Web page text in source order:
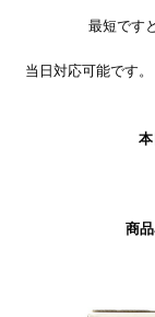
最短です
当日対応可能です
商